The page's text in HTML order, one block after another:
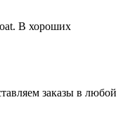
В хороших
заказы в любой